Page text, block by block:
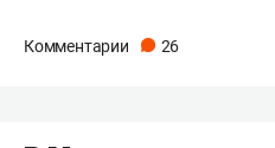
Комментарии 26